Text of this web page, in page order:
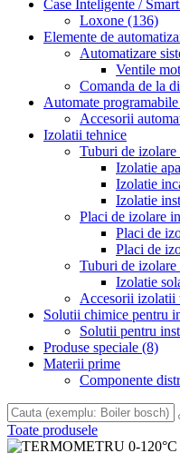
Case Inteligente /
Loxone (136)
Elemente de
Automatizare
Ventile
Comanda de la
Automate
Accesorii
Izolatii tehnice
Tuburi de
Izolatie
Izolatie
Izolatie
Placi de izolare
Placi de
Placi de
Tuburi de izolare
Izolatie
Accesorii izolatii
Solutii chimice pentru
Solutii pentru
Produse speciale (8)
Materii prime
Componente
Toate produsele